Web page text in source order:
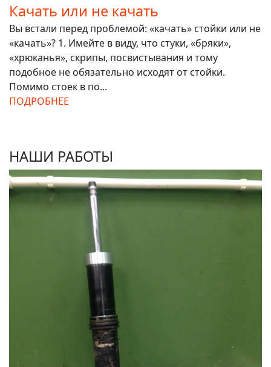
Качать или не качать
Вы встали перед проблемой: «качать» стойки или не
«качать»? 1. Имейте в виду, что стуки, «бряки»,
«хрюканья», скрипы, посвистывания и тому
подобное не обязательно исходят от стойки.
Помимо стоек в по...
ПОДРОБНЕЕ
НАШИ РАБОТЫ